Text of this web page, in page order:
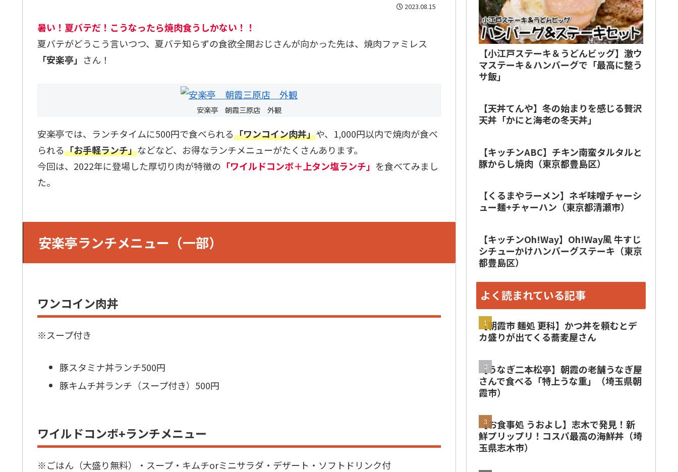
2023.08.15
暑い！夏バテだ！こうなったら焼肉食うしかない！！
夏バテがどうこう言いつつ、夏バテ知らずの食欲全開おじさんが向かった先は、焼肉ファミレス
「安楽亭」 さん！
安楽亭 朝霞三原店 外観
安楽亭では、ランチタイムに500円で食べられる「ワンコイン肉丼」や、1,000円以内で焼肉が食べ
られる「お手軽ランチ」などなど、お得なランチメニューがたくさんあります。
今回は、2022年に登場した厚切り肉が特徴の 「ワイルドコンボ＋上タン塩ランチ」 を食べてみまし
た。
安楽亭ランチメニュー（一部）
ワンコイン肉丼
※スープ付き
豚スタミナ丼ランチ500円
豚キムチ丼ランチ（スープ付き）500円
ワイルドコンボ+ランチメニュー
※ごはん（大盛り無料）・スープ・キムチorミニサラダ・デザート・ソフトドリンク付
【小江戸ステーキ＆うどんビッグ】激ウ
マステーキ＆ハンバーグで「最高に整う
サ飯」
【天丼てんや】冬の始まりを感じる贅沢
天丼「かにと海老の冬天丼」
【キッチンABC】チキン南蛮タルタルと
豚からし焼肉（東京都豊島区）
【くるまやラーメン】ネギ味噌チャーシ
ュー麺+チャーハン（東京都清瀬市）
【キッチンOh!Way】Oh!Way風 牛すじ
シチューかけハンバーグステーキ（東京
都豊島区）
よく読まれている記事
【朝霞市 麺処 更科】かつ丼を頼むとデ
カ盛りが出てくる蕎麦屋さん
【うなぎ二本松亭】朝霞の老舗うなぎ屋
さんで食べる「特上うな重」（埼玉県朝
霞市）
【お食事処 うおよし】志木で発見！新
鮮プリップリ！コスパ最高の海鮮丼（埼
玉県志木市）